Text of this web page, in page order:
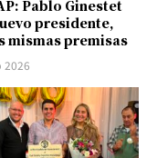
Pablo Ginestet
presidente,
mismas premisas
2026